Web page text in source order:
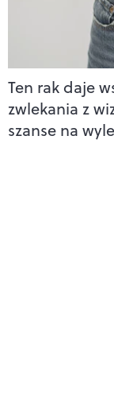
Ten rak daje
zwlekania z
szanse na